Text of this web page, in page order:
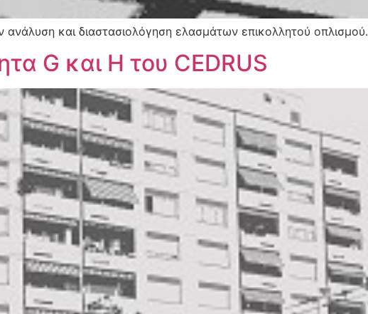
ανάλυση και διαστασιολόγηση ελασμάτων επικολλητού οπλισμού.
G και H του CEDRUS